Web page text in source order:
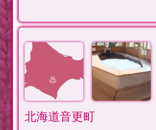
北海道音更町